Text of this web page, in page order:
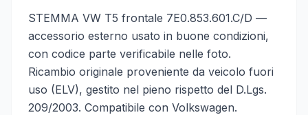
STEMMA VW T5 frontale 7E0.853.601.C/D —
accessorio esterno usato in buone condizioni,
con codice parte verificabile nelle foto.
Ricambio originale proveniente da veicolo fuori
uso (ELV), gestito nel pieno rispetto del D.Lgs.
209/2003. Compatibile con Volkswagen.